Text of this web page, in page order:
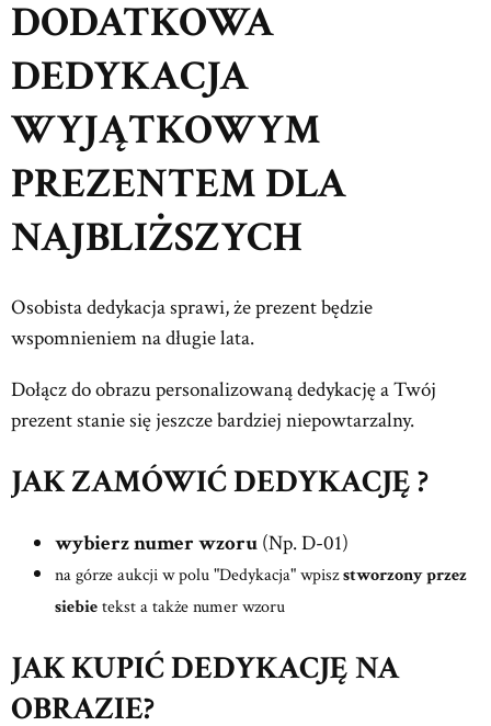
DODATKOWA
DEDYKACJA
WYJĄTKOWYM
PREZENTEM DLA
NAJBLIŻSZYCH
Osobista dedykacja sprawi, że prezent będzie
wspomnieniem na długie lata.
Dołącz do obrazu personalizowaną dedykację a Twój
prezent stanie się jeszcze bardziej niepowtarzalny.
JAK ZAMÓWIĆ DEDYKACJĘ ?
wybierz numer wzoru(Np. D-01)
na górze aukcji w polu "Dedykacja" wpiszstworzony przez
siebietekst a także numer wzoru
JAK KUPIĆ DEDYKACJĘ NA
OBRAZIE?